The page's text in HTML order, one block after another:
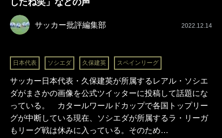
したね笑」などの声
サッカー批評編集部 2022.12.14
日本代表 ソシエダ 久保建英 スペインリーグ
サッカー日本代表・久保建英が所属するレアル・ソシエ
ダがまさかの画像を公式ツイッターに投稿して話題にな
っている。 カタールワールドカップで各国トップリー
グが中断している現在、ソシエダが所属するラ・リーガ
もリーグ戦は休みに入っている。そのため…